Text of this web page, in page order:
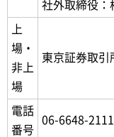
社外取締役：
上
場・
非上
場
東京証券取引
電話
番号
06-6648-2111